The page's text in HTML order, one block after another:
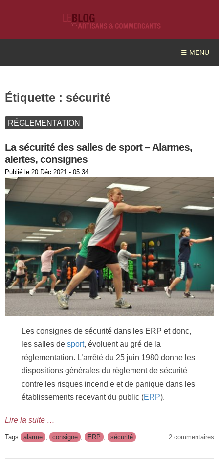
☰ MENU
Étiquette : sécurité
RÉGLEMENTATION
La sécurité des salles de sport – Alarmes,
alertes, consignes
Publié le 20 Déc 2021 - 05:34
Les consignes de sécurité dans les ERP et donc,
les salles desport, évoluent au gré de la
réglementation. L’arrêté du 25 juin 1980 donne les
dispositions générales du règlement de sécurité
contre les risques incendie et de panique dans les
établissements recevant du public (ERP).
Lire la suite …
Tags alarme , consigne , ERP , sécurité 2 commentaires